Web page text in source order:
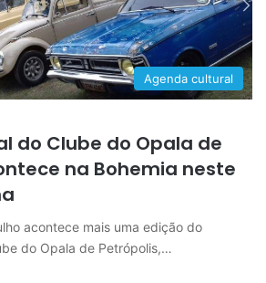
Agenda cultural
do Clube do Opala de
na Bohemia neste
acontece mais uma edição do
do Opala de Petrópolis,…